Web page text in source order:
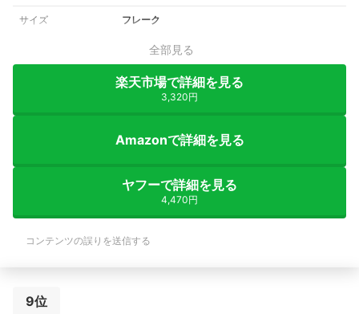
サイズ フレーク
全部見る
楽天市場で詳細を見る
3,320円
Amazonで詳細を見る
ヤフーで詳細を見る
4,470円
コンテンツの誤りを送信する
9位